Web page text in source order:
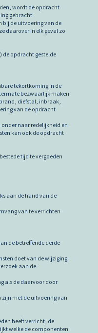
wordt de opdracht
gebracht.
bij de uitvoering van de
daarover in elk geval zo
de opdracht gestelde
tekortkoming in de
bezwaarlijk maken
diefstal, inbraak,
van de opdracht
naar redelijkheid en
kan ook de opdracht
tijd te vergoeden
aan de hand van de
van te verrichten
de betreffende derde
doet van de wijziging
aan de
als de daarvoor door
zijn met de uitvoering van
heeft verricht, de
welke de componenten